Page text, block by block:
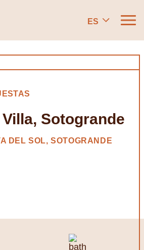
ES
Sotogrande
DEL SOL, SOTOGRANDE